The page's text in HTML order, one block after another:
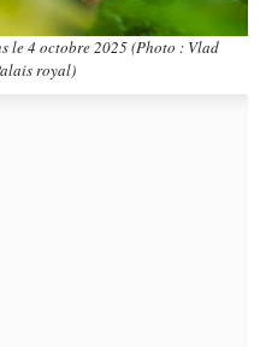
le 4 octobre 2025 (Photo : Vlad
royal)